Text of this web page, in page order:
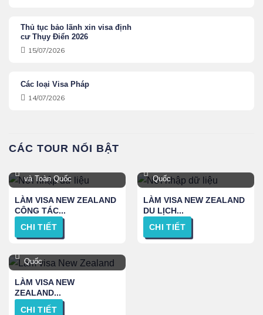
Thủ tục bảo lãnh xin visa định
cư Thụy Điển 2026
15/07/2026
Các loại Visa Pháp
14/07/2026
CÁC TOUR NỔI BẬT
và Toàn Quốc
LÀM VISA NEW ZEALAND
CÔNG TÁC...
CHI TIẾT
Quốc
LÀM VISA NEW ZEALAND
DU LỊCH...
CHI TIẾT
Quốc
LÀM VISA NEW
ZEALAND...
CHI TIẾT